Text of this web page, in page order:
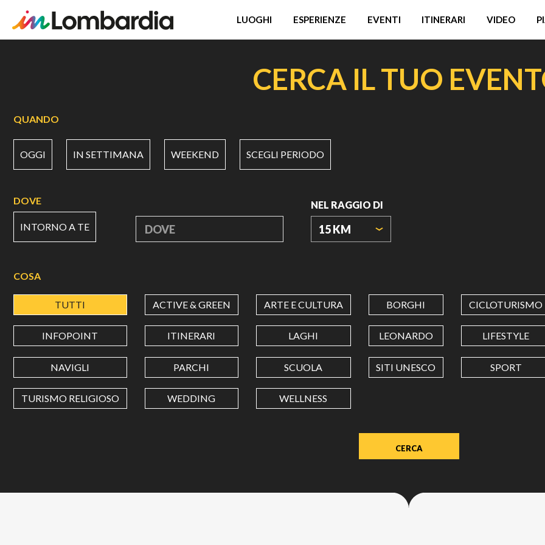
LUOGHI ESPERIENZE EVENTI ITINERARI VIDEO
CERCA IL TUO
QUANDO
OGGI IN SETTIMANA WEEKEND SCEGLI PERIODO
DOVE
INTORNO A TE DOVE
NEL RAGGIO DI
15 KM
LONGITUDINE
dot
COSA
TUTTI ACTIVE & GREEN ARTE E CULTURA BORGHI CICLOTURISMO
INFOPOINT ITINERARI LAGHI LEONARDO LIFESTYLE
NAVIGLI PARCHI SCUOLA SITI UNESCO SPORT
TURISMO RELIGIOSO WEDDING WELLNESS